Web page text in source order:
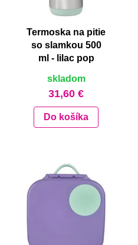
Termoska na pitie
so slamkou 500
ml - lilac pop
skladom
31,60 €
Do košíka